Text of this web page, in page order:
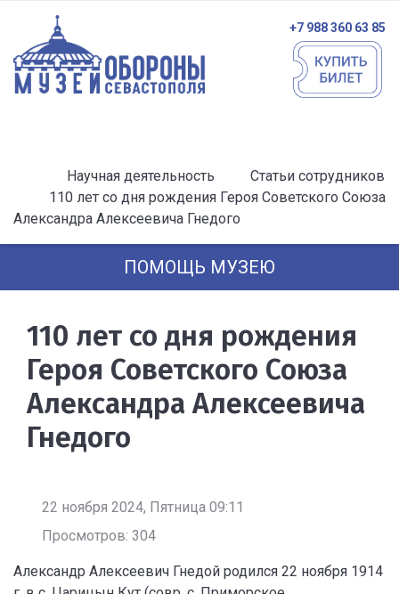
+7 988 360 63 85
Научная деятельность
Статьи сотрудников
110 лет со дня рождения Героя Советского Союза
Александра Алексеевича Гнедого
ПОМОЩЬ МУЗЕЮ
110 лет со дня рождения
Героя Советского Союза
Александра Алексеевича
Гнедого
22 ноября 2024, Пятница 09:11
Просмотров: 304
Александр Алексеевич Гнедой родился 22 ноября 1914